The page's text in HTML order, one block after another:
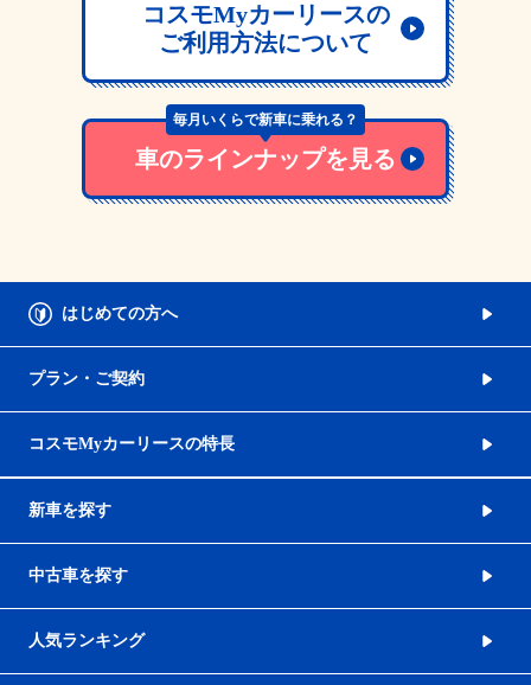
コスモMyカーリースの
ご利用方法について
毎月いくらで新車に乗れる？
車のラインナップを見る
はじめての方へ
プラン・ご契約
コスモMyカーリースの特長
新車を探す
中古車を探す
人気ランキング